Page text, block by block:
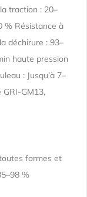
traction : 20–
% Résistance à
déchirure : 93–
haute pression
: Jusqu’à 7–
GM13,
formes et
%